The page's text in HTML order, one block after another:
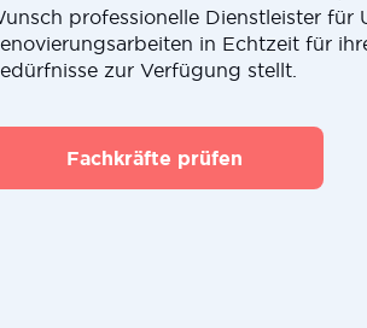
professionelle Dienstleister für
in Echtzeit für
zur Verfügung stellt.
Fachkräfte prüfen